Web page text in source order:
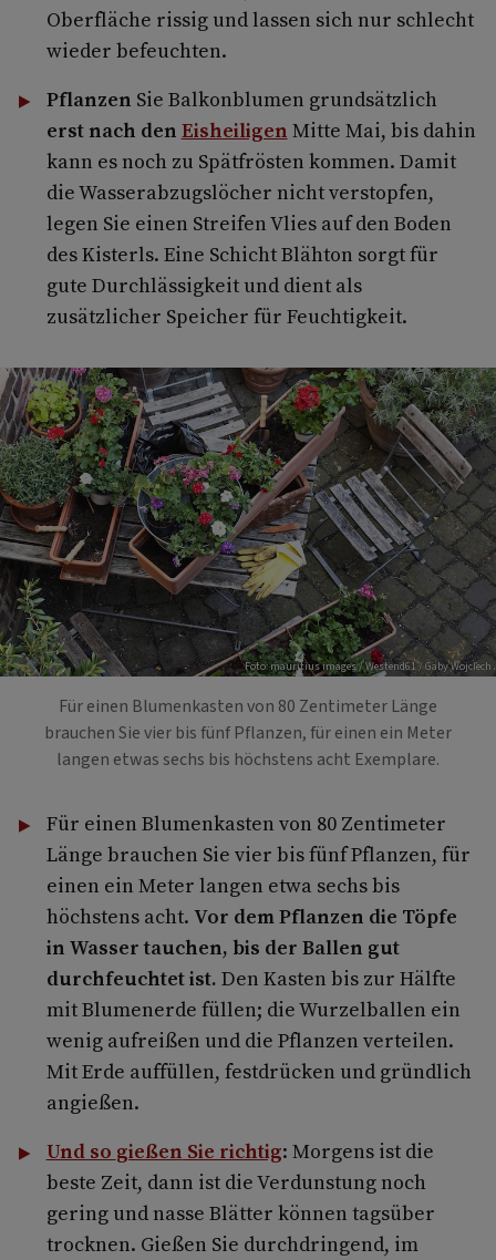
Oberfläche rissig und lassen sich nur schlecht
wieder befeuchten.
Pflanzen Sie Balkonblumen grundsätzlich
erst nach den Eisheiligen Mitte Mai, bis dahin
kann es noch zu Spätfrösten kommen. Damit
die Wasserabzugslöcher nicht verstopfen,
legen Sie einen Streifen Vlies auf den Boden
des Kisterls. Eine Schicht Blähton sorgt für
gute Durchlässigkeit und dient als
zusätzlicher Speicher für Feuchtigkeit.
Foto: mauritius images / Westend61 / Gaby Wojciech
Für einen Blumenkasten von 80 Zentimeter Länge
brauchen Sie vier bis fünf Pflanzen, für einen ein Meter
langen etwas sechs bis höchstens acht Exemplare.
Für einen Blumenkasten von 80 Zentimeter
Länge brauchen Sie vier bis fünf Pflanzen, für
einen ein Meter langen etwa sechs bis
höchstens acht. Vor dem Pflanzen die Töpfe
in Wasser tauchen, bis der Ballen gut
durchfeuchtet ist. Den Kasten bis zur Hälfte
mit Blumenerde füllen; die Wurzelballen ein
wenig aufreißen und die Pflanzen verteilen.
Mit Erde auffüllen, festdrücken und gründlich
angießen.
Und so gießen Sie richtig: Morgens ist die
beste Zeit, dann ist die Verdunstung noch
gering und nasse Blätter können tagsüber
trocknen. Gießen Sie durchdringend, im